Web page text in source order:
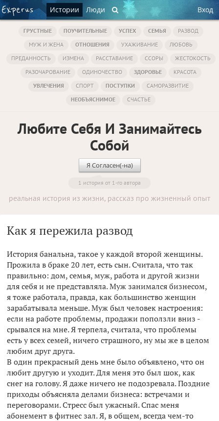
Истории Люди Вход
ГРУСТНЫЕ ПОУЧИТЕЛЬНЫЕ УСПЕХ СЕМЬЯ
РАЗВОД
МУЖ И ЖЕНА
ОТНОШЕНИЯ УХАЖИВАНИЕ
ЛЮБОВЬ
ПРЕДАННОСТЬ
ИЗМЕНА РАССТАВАНИЕ ССОРЫ
ЖЕСТОКОСТЬ
РАЗОЧАРОВАНИЕ
ОДИНОЧЕСТВО ЗДОРОВЬЕ
КРАСОТА
УВЛЕЧЕНИЯ
СПОРТ ПОСТУПКИ
САМОРАЗВИТИЕ
НЕОБЪЯСНИМОЕ
СЧАСТЬЕ
Любите Себя И Занимайтесь
Собой
Я Согласен(-на)
1 история от 1-го автора
реальная история из жизни, рассказ про жизненный опыт
Как я пережила развод
История банальна, такое у каждой второй женщины.
Прожила в браке 20 лет, есть сын. Считала, что так
правильно: дом, семья, муж, работа и другой жизни
для себя и не представляла. Муж занимался бизнесом,
я тоже работала, правда, как большинство женщин
зарабатывала меньше. Муж был человек настроения:
если на работе проблемы, продажи поползли вниз -
срывался на мне. Я терпела, считала, что проблемы
есть у всех семей, ничего страшного, ну мы же в целом
любим друг друга.
В один прекрасный день мне было объявлено, что он
любит другую и уходит. Для меня это был шок, как
снег на голову. Я даже ничего не подозревала. Поздние
приходы объясняла делами бизнеса: встречами и
переговорами. Стресс был ужасный. Спас меня
абонемент в фитнес зал. Я, в общем, всегда чем-то